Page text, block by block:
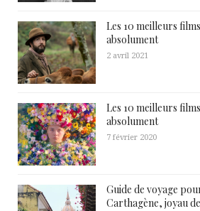
Les 10 meilleurs
absolument
2 avril 2021
Les 10 meilleurs
absolument
7 février 2020
Guide de voyage
Carthagène, joyau